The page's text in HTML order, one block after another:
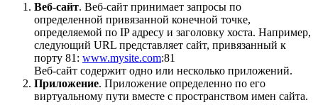
Веб-сайт. Веб-сайт принимает запросы по
определенной привязанной конечной точке,
определяемой по IP адресу и заголовку хоста. Например,
следующий URL представляет сайт, привязанный к
порту 81: www.mysite.com:81
Веб-сайт содержит одно или несколько приложений.
Приложение. Приложение определенно по его
виртуальному пути вместе с пространством имен сайта.